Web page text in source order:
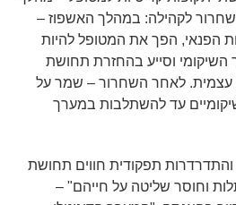
לקהילה: במהלך האשפוז –
הפנאי, הפך את המטופל להיות
השיקומי וסייע בהחזרת תחושת
עצמית. לאחר השחרור – שמר על
עד להשתלבות במערך
תפקודית חווים תחושת
וחוסר שליטה על חייהם" –